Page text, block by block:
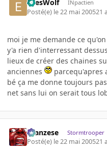
EyesWolf INpactien
Posté(e) le 22 mai 200521 a
moi je me demande ce
y'a rien d'interressant dessus
lieux de créer des chaines
anciennes
parcequ'apres
bé ça me donne toujours
net sans lui on serait tous
ilcanzese Stormtrooper
Posté(e) le 22 mai 200521 a